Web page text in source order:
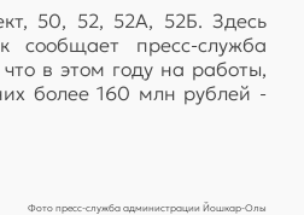
50, 52, 52А, 52Б. Здесь
сообщает пресс-служба
в этом году на работы,
более 160 млн рублей -
Фото пресс-служба администрации Йошкар-Олы